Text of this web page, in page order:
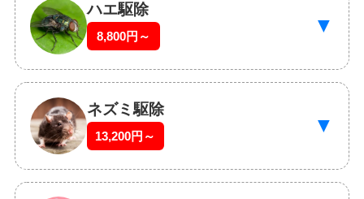
ハエ駆除
8,800円～ ▼
ネズミ駆除
13,200円～ ▼